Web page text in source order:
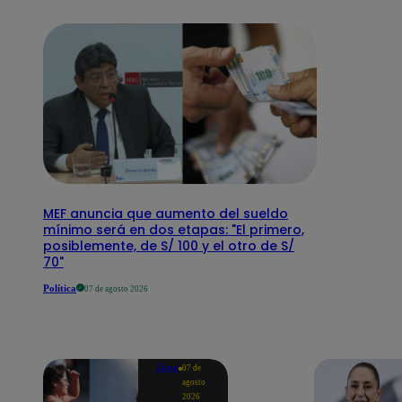
MEF anuncia que aumento del sueldo
mínimo será en dos etapas: "El primero,
posiblemente, de S/ 100 y el otro de S/
70"
Política 07 de agosto 2026
Lima 07 de
agosto
2026